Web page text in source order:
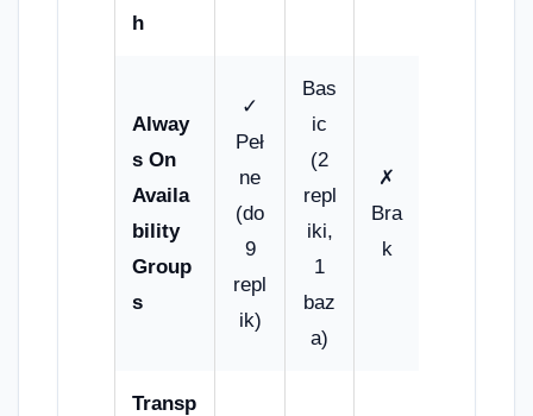
h
Alway
s On
Availa
bility
Group
s
✓
Peł
ne
(do
9
repl
ik)
Bas
ic
(2
repl
iki,
1
baz
a)
✗
Bra
k
Transp